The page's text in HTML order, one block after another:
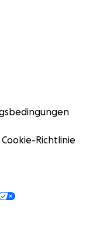
Cookie-Richtlinie